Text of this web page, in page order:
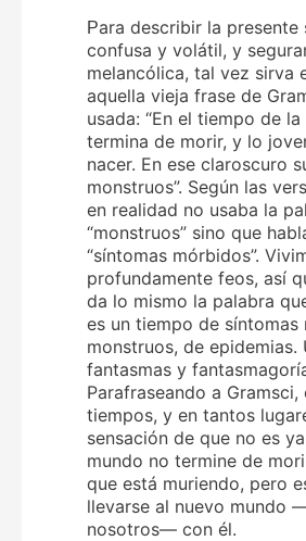
Para describir la presente
confusa y volátil, y
melancólica, tal vez sirva
aquella vieja frase de
usada: “En el tiempo de
termina de morir, y lo
nacer. En ese claroscuro
monstruos”. Según las
en realidad no usaba la
“monstruos” sino que
“síntomas mórbidos”.
profundamente feos, así
da lo mismo la palabra
es un tiempo de síntomas
monstruos, de epidemias.
fantasmas y
Parafraseando a
tiempos, y en tantos
sensación de que no es
mundo no termine de
que está muriendo, pero
llevarse al nuevo mundo
nosotros— con él.